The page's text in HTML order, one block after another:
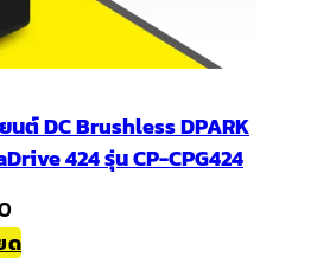
นต์ DC Brushless DPARK
424 รุ่น CP-CPG424
ด